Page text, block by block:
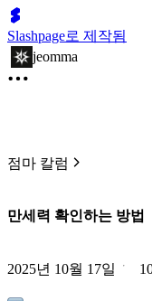
Slashpage로 제작됨
jeomma
점마 칼럼
만세력 확인하는 방법
2025년 10월 17일